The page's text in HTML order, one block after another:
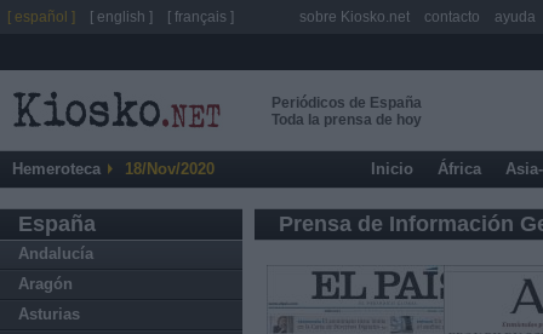
Periódicos de España
Toda la prensa de hoy
Hemeroteca 18/Nov/2020 Inicio África
España
Andalucía
Aragón
Asturias
Prensa de Información
[ español ] [ english ] [ français ] sobre Kiosko.net contacto ayuda